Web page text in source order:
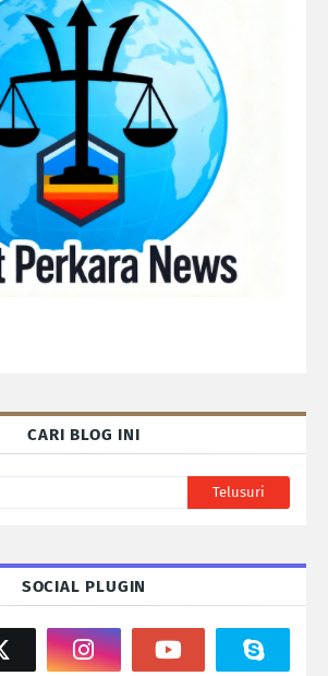
CARI BLOG INI
SOCIAL PLUGIN